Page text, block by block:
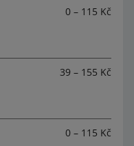
0 – 115 Kč
39 – 155 Kč
0 – 115 Kč